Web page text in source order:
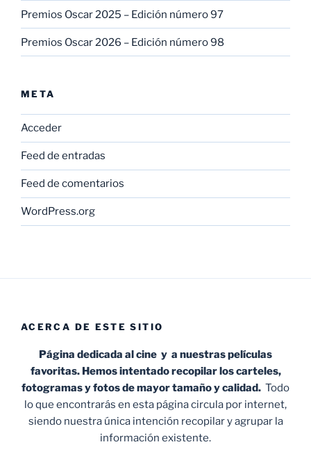
Premios Oscar 2025 – Edición número 97
Premios Oscar 2026 – Edición número 98
META
Acceder
Feed de entradas
Feed de comentarios
WordPress.org
ACERCA DE ESTE SITIO
Página dedicada al cine y a nuestras películas
favoritas. Hemos intentado recopilar los carteles,
fotogramas y fotos de mayor tamaño y calidad. Todo
lo que encontrarás en esta página circula por internet,
siendo nuestra única intención recopilar y agrupar la
información existente.